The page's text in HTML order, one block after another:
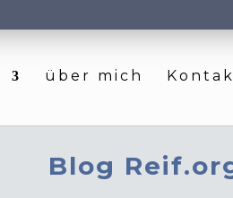
über mich
Blog